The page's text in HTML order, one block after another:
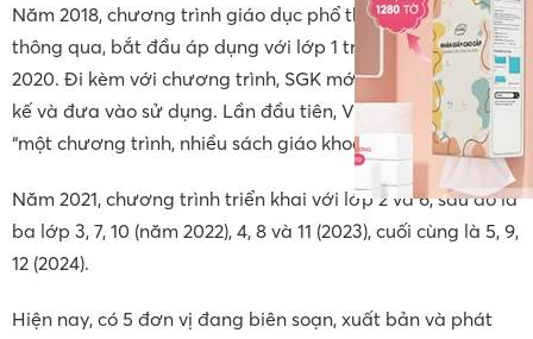
Năm 2018, chương trình giáo dục phổ thông mới được
thông qua, bắt đầu áp dụng với lớp 1 trong năm học
2020. Đi kèm với chương trình, SGK mới cũng được thiết
kế và đưa vào sử dụng. Lần đầu tiên, Việt Nam triển khai
“một chương trình, nhiều sách giáo khoa”.
Năm 2021, chương trình triển khai với lớp 2 và 6, sau đó là
ba lớp 3, 7, 10 (năm 2022), 4, 8 và 11 (2023), cuối cùng là 5, 9,
12 (2024).
Hiện nay, có 5 đơn vị đang biên soạn, xuất bản và phát